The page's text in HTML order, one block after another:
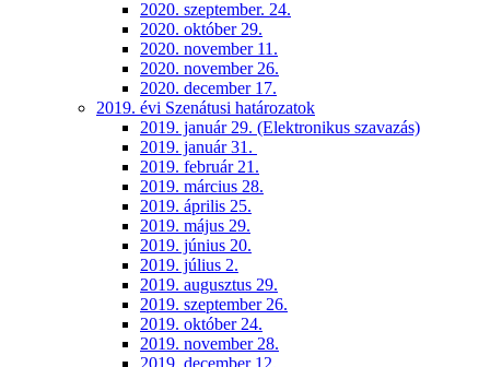
2020. szeptember. 24.
2020. október 29.
2020. november 11.
2020. november 26.
2020. december 17.
2019. évi Szenátusi határozatok
2019. január 29. (Elektronikus szavazás)
2019. január 31.
2019. február 21.
2019. március 28.
2019. április 25.
2019. május 29.
2019. június 20.
2019. július 2.
2019. augusztus 29.
2019. szeptember 26.
2019. október 24.
2019. november 28.